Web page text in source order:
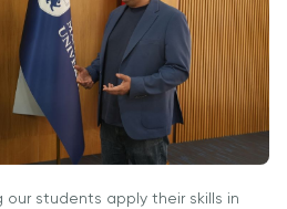
Заявления о
переводе и
прямом
поступлении на
2026 год
students apply their skills in